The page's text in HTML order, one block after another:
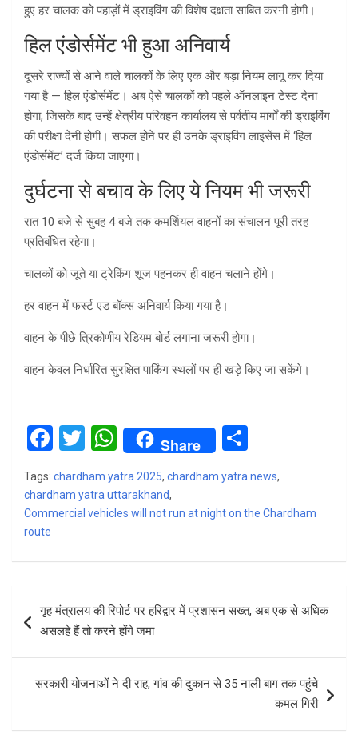
हुए हर चालक को पहाड़ों में ड्राइविंग की विशेष दक्षता साबित करनी होगी।
हिल एंडोर्समेंट भी हुआ अनिवार्य
दूसरे राज्यों से आने वाले चालकों के लिए एक और बड़ा नियम लागू कर दिया
गया है — हिल एंडोर्समेंट। अब ऐसे चालकों को पहले ऑनलाइन टेस्ट देना
होगा, जिसके बाद उन्हें क्षेत्रीय परिवहन कार्यालय से पर्वतीय मार्गों की ड्राइविंग
की परीक्षा देनी होगी। सफल होने पर ही उनके ड्राइविंग लाइसेंस में ‘हिल
एंडोर्समेंट’ दर्ज किया जाएगा।
दुर्घटना से बचाव के लिए ये नियम भी जरूरी
रात 10 बजे से सुबह 4 बजे तक कमर्शियल वाहनों का संचालन पूरी तरह
प्रतिबंधित रहेगा।
चालकों को जूते या ट्रेकिंग शूज पहनकर ही वाहन चलाने होंगे।
हर वाहन में फर्स्ट एड बॉक्स अनिवार्य किया गया है।
वाहन के पीछे त्रिकोणीय रेडियम बोर्ड लगाना जरूरी होगा।
वाहन केवल निर्धारित सुरक्षित पार्किंग स्थलों पर ही खड़े किए जा सकेंगे।
F
a
ce
b
o
T
tt
er
W
h
at
s
p
Share
ar
e
Tags: chardham yatra 2025, chardham yatra news,
chardham yatra uttarakhand,
Commercial vehicles will not run at night on the Chardham
route
navigation
गृह मंत्रालय की रिपोर्ट पर हरिद्वार में प्रशासन सख्त, अब एक से अधिक
असलहे हैं तो करने होंगे जमा
सरकारी योजनाओं ने दी राह, गांव की दुकान से 35 नाली बाग तक पहुंचे
कमल गिरी